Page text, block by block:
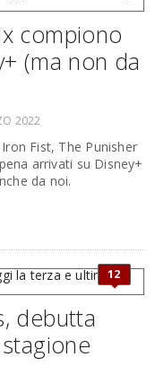
compiono
(ma non da
2022
Fist, The Punisher
arrivati su Disney+
da noi.
12
debutta